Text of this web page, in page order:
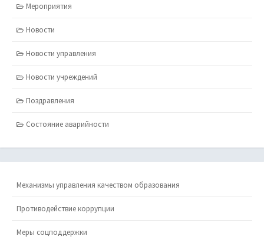
Мероприятия
Новости
Новости управления
Новости учреждений
Поздравления
Состояние аварийности
Механизмы управления качеством образования
Противодействие коррупции
Меры соцподдержки